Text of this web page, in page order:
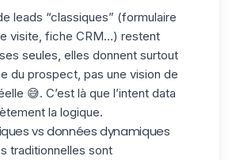
leads “classiques” (formulaire
visite, fiche CRM…) restent
seules, elles donnent surtout
du prospect , pas une vision de
😅. C’est là que l’intent data
la logique.
vs données dynamiques
traditionnelles sont